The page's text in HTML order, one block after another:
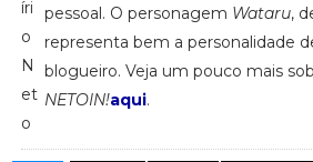
pessoal. O personagem Wataru,
representa bem a personalidade
blogueiro. Veja um pouco mais
NETOIN!aqui.